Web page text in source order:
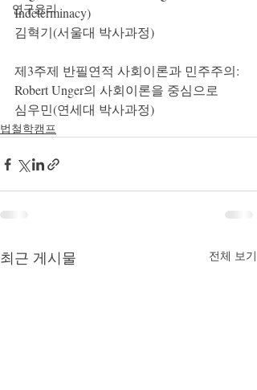
연구윤리
Indeterminacy)
김혁기(서울대 박사과정)
제3주제 반필연적 사회이론과 민주주의:
Robert Unger의 사회이론을 중심으로
심우민(연세대 박사과정)
법철학캠프
최근 게시물 전체 보기